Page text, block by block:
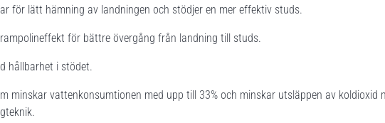
för lätt hämning av landningen och stödjer en mer effektiv studs.
för bättre övergång från landning till studs.
hållbarhet i stödet.
minskar vattenkonsumtionen med upp till 33% och minskar utsläppen av koldioxid